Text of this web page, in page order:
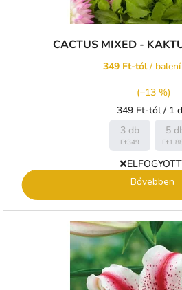
CACTUS MIXED -
349 Ft-tól/
(–13 %)
Egységár:
349 Ft-tól / 1
3 db
Ft349
5
Ft1
❌ELFOGYOTT
Bővebben